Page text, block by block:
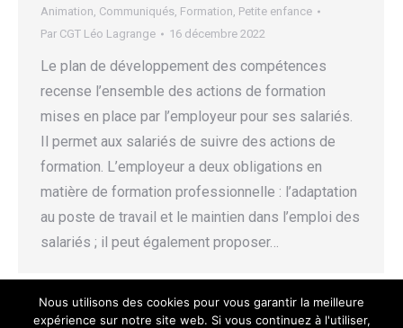
Animation, Communiqués, Formation, Petite enfance
Par CGT Léo Lagrange 16 décembre 2022
Le plan de développement des compétences
recense l’ensemble des actions de formation
mises en place par l’employeur pour ses salariés.
Il permet aux salariés de suivre des actions de
formation. L’employeur a deux obligations en
matière de formation professionnelle : l’adaptation
au poste de travail et le maintien dans l’emploi des
salariés ; il peut également proposer…
Nous utilisons des cookies pour vous garantir la meilleure
expérience sur notre site web. Si vous continuez à l'utiliser,